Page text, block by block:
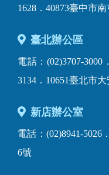
1628．40873臺中市
臺北辦公區
電話：(02)3707-3000
3134．10651臺北市
新店辦公室
電話：(02)8941-5026
6號